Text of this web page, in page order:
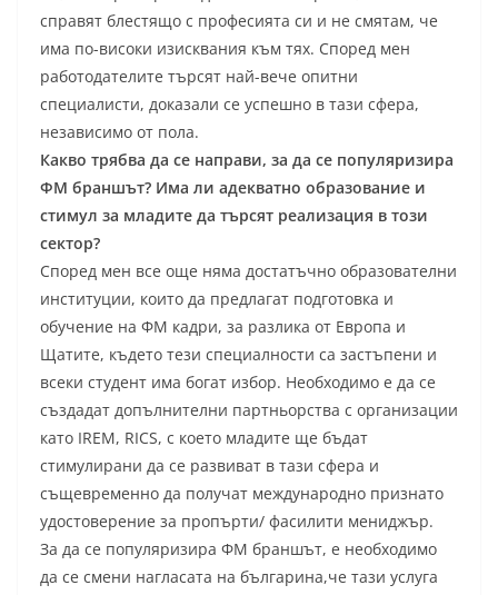
справят блестящо с професията си и не смятам, че
има по-високи изисквания към тях. Според мен
работодателите търсят най-вече опитни
специалисти, доказали се успешно в тази сфера,
независимо от пола.
Какво трябва да се направи, за да се популяризира
ФМ браншът? Има ли адекватно образование и
стимул за младите да търсят реализация в този
сектор?
Според мен все още няма достатъчно образователни
институции, които да предлагат подготовка и
обучение на ФМ кадри, за разлика от Европа и
Щатите, където тези специалности са застъпени и
всеки студент има богат избор. Необходимо е да се
създадат допълнителни партньорства с организации
като IREM, RICS, с което младите ще бъдат
стимулирани да се развиват в тази сфера и
същевременно да получат международно признато
удостоверение за пропърти/ фасилити мениджър.
За да се популяризира ФМ браншът, е необходимо
да се смени нагласата на българина,че тази услуга